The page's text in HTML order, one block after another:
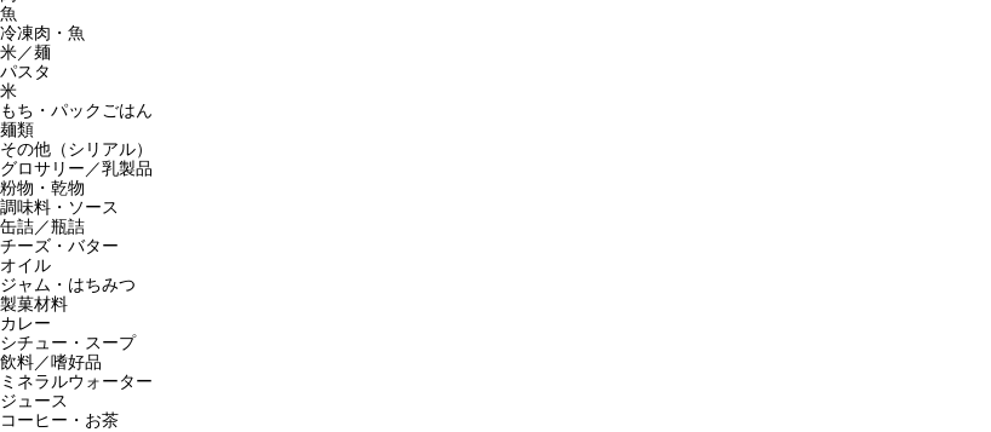
魚
冷凍肉・魚
米／麺
パスタ
米
もち・パックごはん
麺類
その他（シリアル）
グロサリー／乳製品
粉物・乾物
調味料・ソース
缶詰／瓶詰
チーズ・バター
オイル
ジャム・はちみつ
製菓材料
カレー
シチュー・スープ
飲料／嗜好品
ミネラルウォーター
ジュース
コーヒー・お茶